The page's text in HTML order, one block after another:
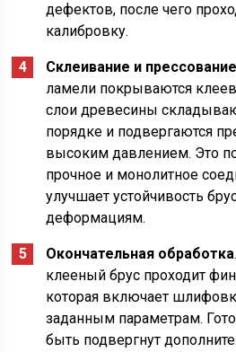
дефектов, после чего
калибровку.
Склеивание и
ламели покрываются
слои древесины
порядке и подвергаются
высоким давлением. Это
прочное и монолитное
улучшает устойчивость
деформациям.
Окончательная обработка
клееный брус проходит
которая включает
заданным параметрам.
быть подвергнут